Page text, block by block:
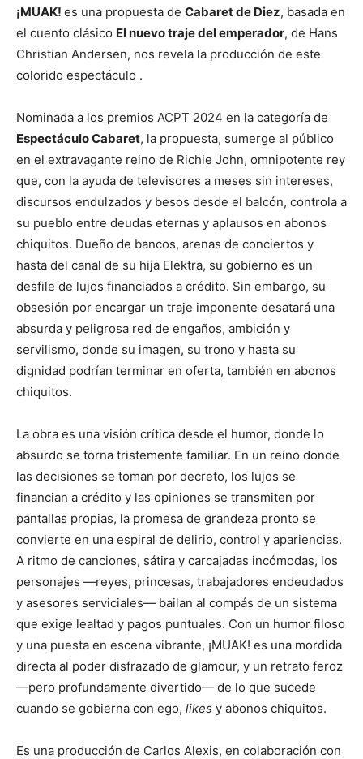
¡MUAK! es una propuesta de Cabaret de Diez, basada en
el cuento clásico El nuevo traje del emperador, de Hans
Christian Andersen, nos revela la producción de este
colorido espectáculo .
Nominada a los premios ACPT 2024 en la categoría de
Espectáculo Cabaret, la propuesta, sumerge al público
en el extravagante reino de Richie John, omnipotente rey
que, con la ayuda de televisores a meses sin intereses,
discursos endulzados y besos desde el balcón, controla a
su pueblo entre deudas eternas y aplausos en abonos
chiquitos. Dueño de bancos, arenas de conciertos y
hasta del canal de su hija Elektra, su gobierno es un
desfile de lujos financiados a crédito. Sin embargo, su
obsesión por encargar un traje imponente desatará una
absurda y peligrosa red de engaños, ambición y
servilismo, donde su imagen, su trono y hasta su
dignidad podrían terminar en oferta, también en abonos
chiquitos.
La obra es una visión crítica desde el humor, donde lo
absurdo se torna tristemente familiar. En un reino donde
las decisiones se toman por decreto, los lujos se
financian a crédito y las opiniones se transmiten por
pantallas propias, la promesa de grandeza pronto se
convierte en una espiral de delirio, control y apariencias.
A ritmo de canciones, sátira y carcajadas incómodas, los
personajes —reyes, princesas, trabajadores endeudados
y asesores serviciales— bailan al compás de un sistema
que exige lealtad y pagos puntuales. Con un humor filoso
y una puesta en escena vibrante, ¡MUAK! es una mordida
directa al poder disfrazado de glamour, y un retrato feroz
—pero profundamente divertido— de lo que sucede
cuando se gobierna con ego, likes y abonos chiquitos.
Es una producción de Carlos Alexis, en colaboración con